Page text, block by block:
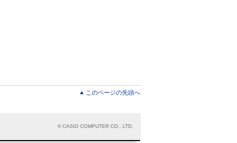
このページの先頭へ
© CASIO COMPUTER CO., LTD.